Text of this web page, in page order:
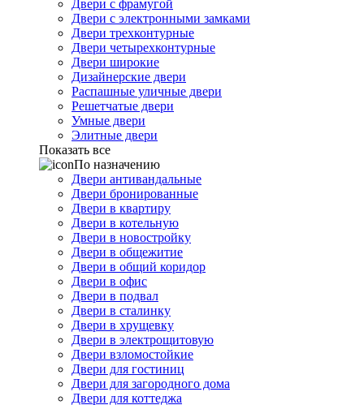
Двери с фрамугой
Двери с электронными замками
Двери трехконтурные
Двери четырехконтурные
Двери широкие
Дизайнерские двери
Распашные уличные двери
Решетчатые двери
Умные двери
Элитные двери
Показать все
По назначению
Двери антивандальные
Двери бронированные
Двери в квартиру
Двери в котельную
Двери в новостройку
Двери в общежитие
Двери в общий коридор
Двери в офис
Двери в подвал
Двери в сталинку
Двери в хрущевку
Двери в электрощитовую
Двери взломостойкие
Двери для гостиниц
Двери для загородного дома
Двери для коттеджа